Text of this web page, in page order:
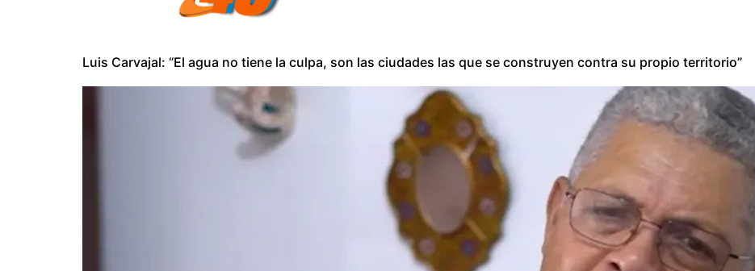
Luis Carvajal: “El agua no tiene la culpa, son las ciudades las que se construyen contra su propio territorio”